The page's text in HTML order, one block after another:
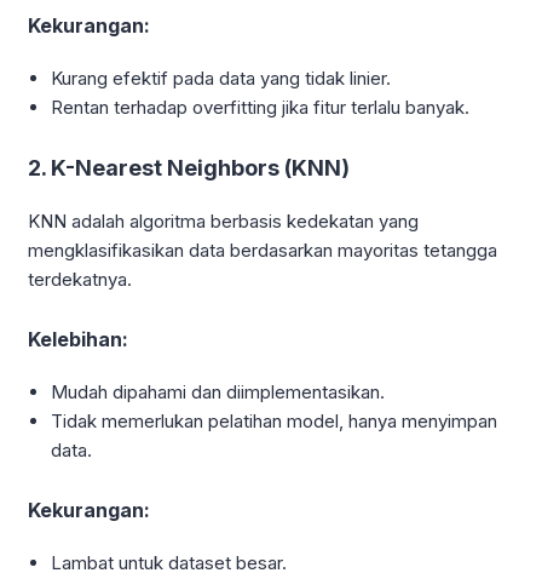
Kekurangan:
Kurang efektif pada data yang tidak linier.
Rentan terhadap overfitting jika fitur terlalu banyak.
2. K-Nearest Neighbors (KNN)
KNN adalah algoritma berbasis kedekatan yang
mengklasifikasikan data berdasarkan mayoritas tetangga
terdekatnya.
Kelebihan:
Mudah dipahami dan diimplementasikan.
Tidak memerlukan pelatihan model, hanya menyimpan
data.
Kekurangan:
Lambat untuk dataset besar.